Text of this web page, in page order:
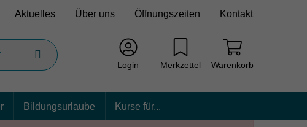
Aktuelles Über uns Öffnungszeiten Kontakt
Login Merkzettel Warenkorb
Bildungsurlaube Kurse für...